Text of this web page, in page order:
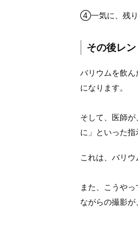
④一気に、残り
その後レ
バリウムを飲
になります。
そして、医師
に」といった指
これは、バリウ
また、こうや
ながらの撮影が